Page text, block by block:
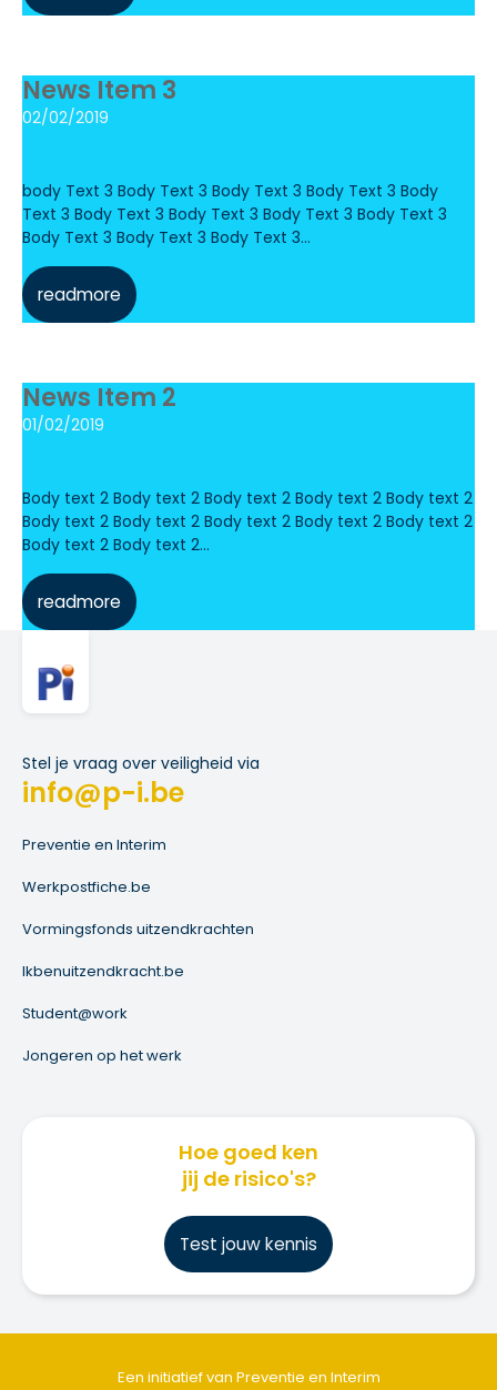
News Item 3
02/02/2019
body Text 3 Body Text 3 Body Text 3 Body Text 3 Body
Text 3 Body Text 3 Body Text 3 Body Text 3 Body Text 3
Body Text 3 Body Text 3 Body Text 3...
readmore
News Item 2
01/02/2019
Body text 2 Body text 2 Body text 2 Body text 2 Body text 2
Body text 2 Body text 2 Body text 2 Body text 2 Body text 2
Body text 2 Body text 2...
readmore
Stel je vraag over veiligheid via
info@p-i.be
Preventie en Interim
Werkpostfiche.be
Vormingsfonds uitzendkrachten
Ikbenuitzendkracht.be
Student@work
Jongeren op het werk
Hoe goed ken
jij de risico's?
Test jouw kennis
Een initiatief van Preventie en Interim